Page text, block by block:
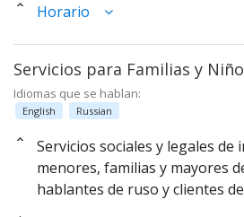
Horario
Servicios para Familias y
Idiomas que se hablan:
English Russian
Servicios sociales y legales de
menores, familias y mayores
hablantes de ruso y clientes